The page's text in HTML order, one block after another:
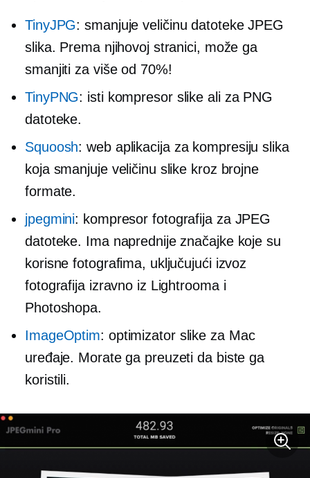
TinyJPG: smanjuje veličinu datoteke JPEG
slika. Prema njihovoj stranici, može ga
smanjiti za više od 70%!
TinyPNG: isti kompresor slike ali za PNG
datoteke.
Squoosh: web aplikacija za kompresiju slika
koja smanjuje veličinu slike kroz brojne
formate.
jpegmini: kompresor fotografija za JPEG
datoteke. Ima naprednije značajke koje su
korisne fotografima, uključujući izvoz
fotografija izravno iz Lightrooma i
Photoshopa.
ImageOptim: optimizator slike za Mac
uređaje. Morate ga preuzeti da biste ga
koristili.